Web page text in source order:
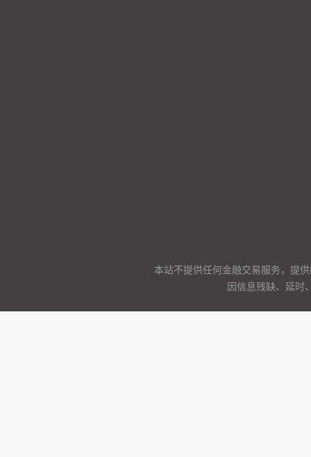
本站不提供任何金融交易服务，提
因信息残缺、延时